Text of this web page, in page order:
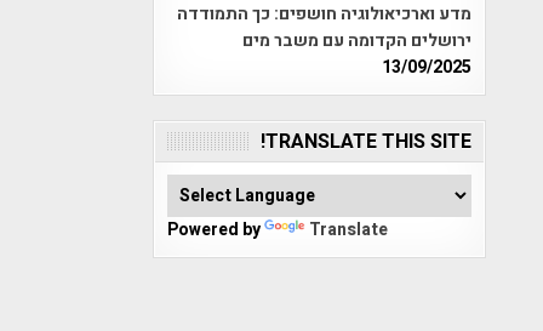
מדע וארכיאולוגיה חושפים: כך התמודדה
ירושלים הקדומה עם משבר מים
13/09/2025
TRANSLATE THIS SITE!
Powered by Translate